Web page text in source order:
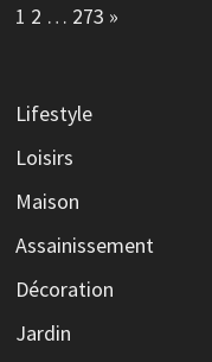
Page:
1 2 … 273 Next
»
Lifestyle
Loisirs
Maison
Assainissement
Décoration
Jardin